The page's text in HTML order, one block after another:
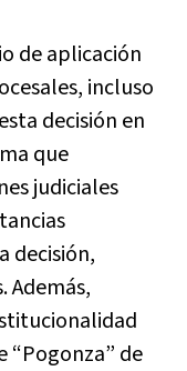
de aplicación
incluso
decisión en
que
judiciales
decisión,
Además,
“Pogonza” de